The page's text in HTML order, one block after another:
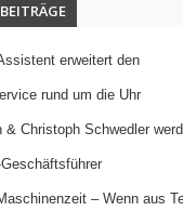
erweitert den
rund um die Uhr
& Christoph Schwedler
– Wenn aus